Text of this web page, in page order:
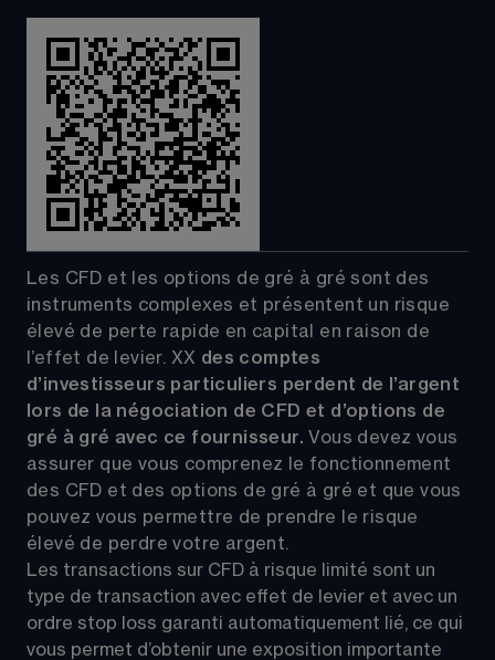
Les CFD et les options de gré à gré sont des
instruments complexes et présentent un risque
élevé de perte rapide en capital en raison de
l’effet de levier. XX des comptes
d’investisseurs particuliers perdent de l’argent
lors de la négociation de CFD et d’options de
gré à gré avec ce fournisseur. Vous devez vous
assurer que vous comprenez le fonctionnement
des CFD et des options de gré à gré et que vous
pouvez vous permettre de prendre le risque
élevé de perdre votre argent.
Les transactions sur CFD à risque limité sont un
type de transaction avec effet de levier et avec un
ordre stop loss garanti automatiquement lié, ce qui
vous permet d’obtenir une exposition importante